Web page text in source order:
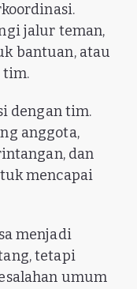
jalur teman,
bantuan, atau
tim.
dengan tim.
anggota,
dan
mencapai
menjadi
tetapi
umum